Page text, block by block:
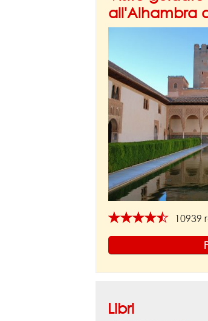
all'Alhambra
★★★★★ 10939
Libri